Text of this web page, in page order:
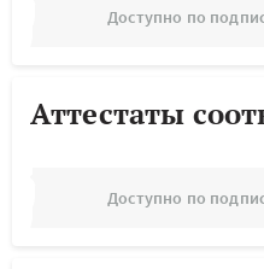
Доступно по
Аттестаты
Доступно по